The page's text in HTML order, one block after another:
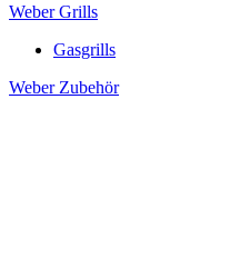
Weber Grills
Gasgrills
Weber Zubehör